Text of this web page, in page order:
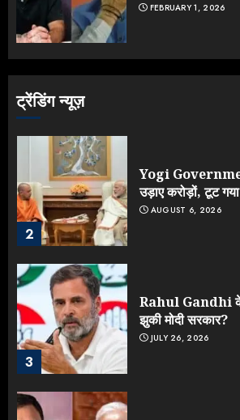
FEBRUARY 1, 2026
ट्रेंडिंग न्यूज़
1
लड़ाई, यूपी चुनाव में
नुकसान
2
Yogi
उड़ाए करोड़ों, टूट गया
AUGUST 6, 2026
3
Rahul Gandhi के
झुकी मोदी सरकार?
JULY 26, 2026